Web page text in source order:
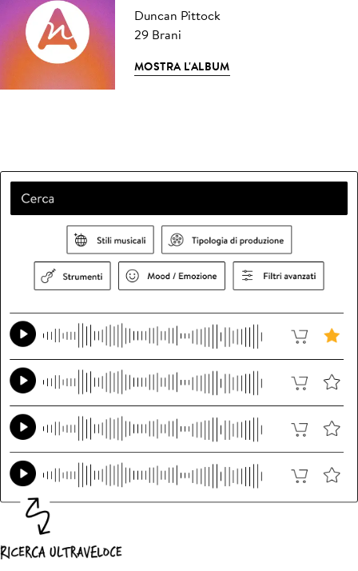
Duncan Pittock
29 Brani
MOSTRA L'ALBUM